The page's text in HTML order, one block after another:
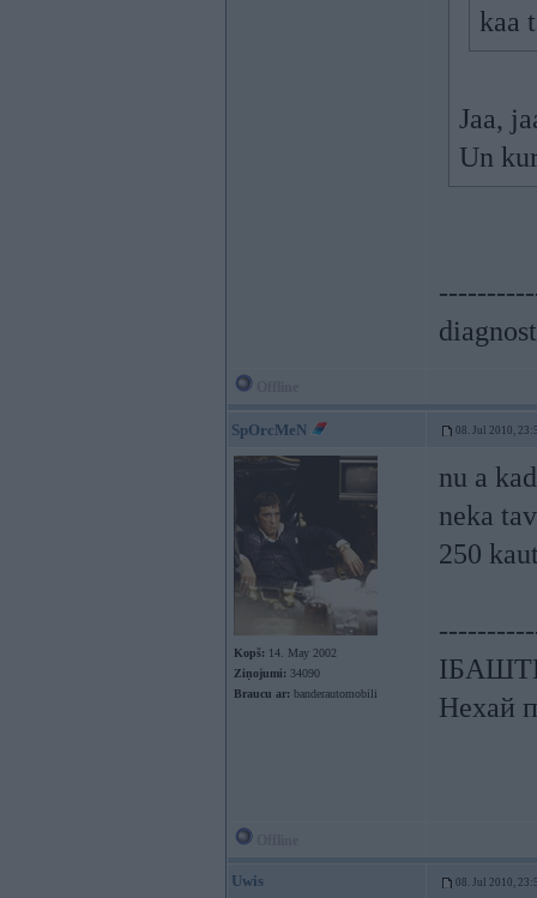
kaa
Jaa,
Un
SpOrcMeN 08. Jul 2010,
Kopš: 14. May 2002
Ziņojumi: 34090
Braucu ar: banderautomobili
nu a
neka
250
Нехай
Uwis 08. Jul 2010,